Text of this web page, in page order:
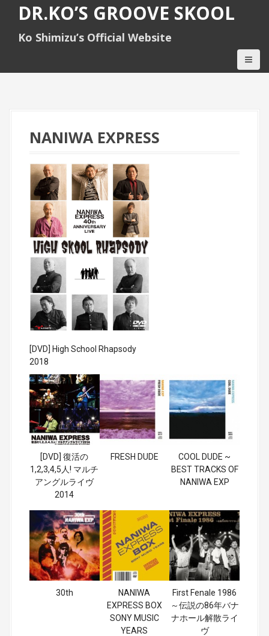
DR.KO’S GROOVE SKOOL
Ko Shimizu’s Official Website
NANIWA EXPRESS
[DVD] High School Rhapsody
2018
[DVD] 復活の
1,2,3,4,5人! マルチ
アングルライヴ
2014
FRESH DUDE
COOL DUDE ~
BEST TRACKS OF
NANIWA EXP
30th
NANIWA
EXPRESS BOX
SONY MUSIC
YEARS
First Fenale 1986
～伝説の86年バナ
ナホール解散ライ
ヴ